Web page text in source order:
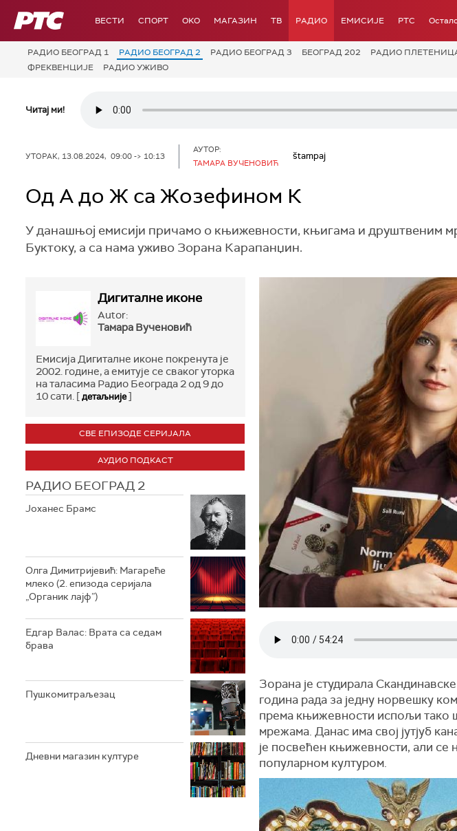
РТС ВЕСТИ СПОРТ OKO МАГАЗИН ТВ РАДИО ЕМИСИЈЕ РТС
РАДИО БЕОГРАД 1 РАДИО БЕОГРАД 2 РАДИО БЕОГРАД 3 БЕОГРАД 202 РАДИО
ФРЕКВЕНЦИЈЕ
РАДИО УЖИВО
Читај ми!
УТОРАК, 13.08.2024, 09:00 -> 10:13
АУТОР:
ТАМАРА ВУЧЕНОВИЋ
štampaj
Од А до Ж са Жозефином К
У данашњој емисији причамо о књижевности, књигама и друштвеним
Буктоку, а са нама уживо Зорана Карапанџин.
Дигиталне иконе
Autor:
Тамара Вученовић
Емисија Дигиталне иконе покренута je
2002. године, а емитује се сваког уторка
на таласима Радио Београда 2 од 9 до
10 сати. [детаљније]
СВЕ ЕПИЗОДЕ СЕРИЈАЛА
АУДИО ПОДКАСТ
РАДИО БЕОГРАД 2
Јоханес Брамс
Олга Димитријевић: Магареће
млеко (2. епизода серијала
„Органик лајф”)
Едгар Валас: Врата са седам
брава
Пушкомитраљезац
Дневни магазин културе
Зорана је студирала
година рада за једну норвешку
према књижевности испољи тако
мрежама. Данас има свој јутјуб
је посвећен књижевности, али
популарном културом.